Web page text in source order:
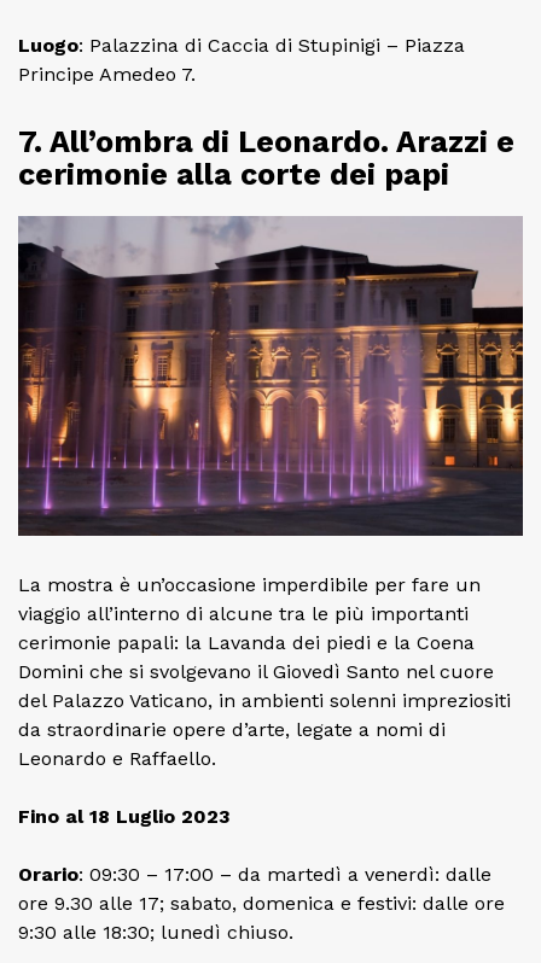
Luogo: Palazzina di Caccia di Stupinigi – Piazza
Principe Amedeo 7.
7. All’ombra di Leonardo. Arazzi e
cerimonie alla corte dei papi
La mostra è un’occasione imperdibile per fare un
viaggio all’interno di alcune tra le più importanti
cerimonie papali: la Lavanda dei piedi e la Coena
Domini che si svolgevano il Giovedì Santo nel cuore
del Palazzo Vaticano, in ambienti solenni impreziositi
da straordinarie opere d’arte, legate a nomi di
Leonardo e Raffaello.
Fino al 18 Luglio 2023
Orario: 09:30 – 17:00 – da martedì a venerdì: dalle
ore 9.30 alle 17; sabato, domenica e festivi: dalle ore
9:30 alle 18:30; lunedì chiuso.